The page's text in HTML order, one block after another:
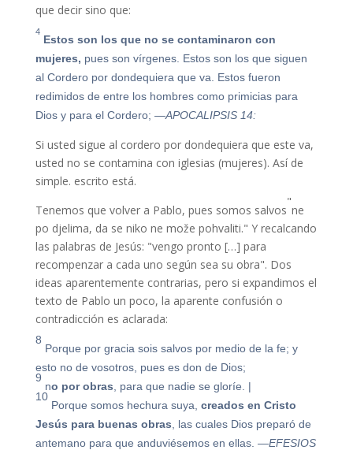
que decir sino que:
4
Estos son los que no se contaminaron con
mujeres, pues son vírgenes. Estos son los que siguen
al Cordero por dondequiera que va. Estos fueron
redimidos de entre los hombres como primicias para
Dios y para el Cordero; —APOCALIPSIS 14:
Si usted sigue al cordero por dondequiera que este va,
usted no se contamina con iglesias (mujeres). Así de
simple. escrito está.
Tenemos que volver a Pablo, pues somos salvos
"
ne
po djelima, da se niko ne može pohvaliti." Y recalcando
las palabras de Jesús: "vengo pronto […] para
recompenzar a cada uno según sea su obra". Dos
ideas aparentemente contrarias, pero si expandimos el
texto de Pablo un poco, la aparente confusión o
contradicción es aclarada:
8
Porque por gracia sois salvos por medio de la fe; y
esto no de vosotros, pues es don de Dios;
9
no por obras , para que nadie se gloríe.
|
10
Porque somos hechura suya, creados en Cristo
Jesús para buenas obras , las cuales Dios preparó de
antemano para que anduviésemos en ellas. —EFESIOS